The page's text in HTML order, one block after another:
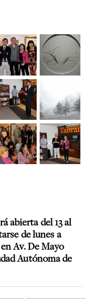
abierta del 13 al
de lunes a
Av. De Mayo
Autónoma de